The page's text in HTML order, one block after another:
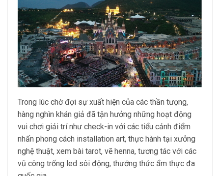
Trong lúc chờ đợi sự xuất hiện của các thần tượng,
hàng nghìn khán giả đã tận hưởng những hoạt động
vui chơi giải trí như check-in với các tiểu cảnh điểm
nhấn phong cách installation art, thực hành tại xưởng
nghệ thuật, xem bài tarot, vẽ henna, tương tác với các
vũ công trống led sôi động, thưởng thức ẩm thực đa